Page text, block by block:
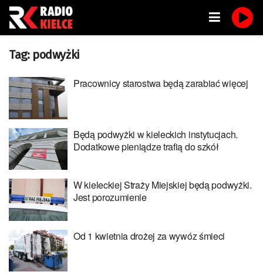
Tag: podwyżki
Pracownicy starostwa będą zarabiać więcej
Będą podwyżki w kieleckich instytucjach.
Dodatkowe pieniądze trafią do szkół
W kieleckiej Straży Miejskiej będą podwyżki.
Jest porozumienie
Od 1 kwietnia drożej za wywóz śmieci